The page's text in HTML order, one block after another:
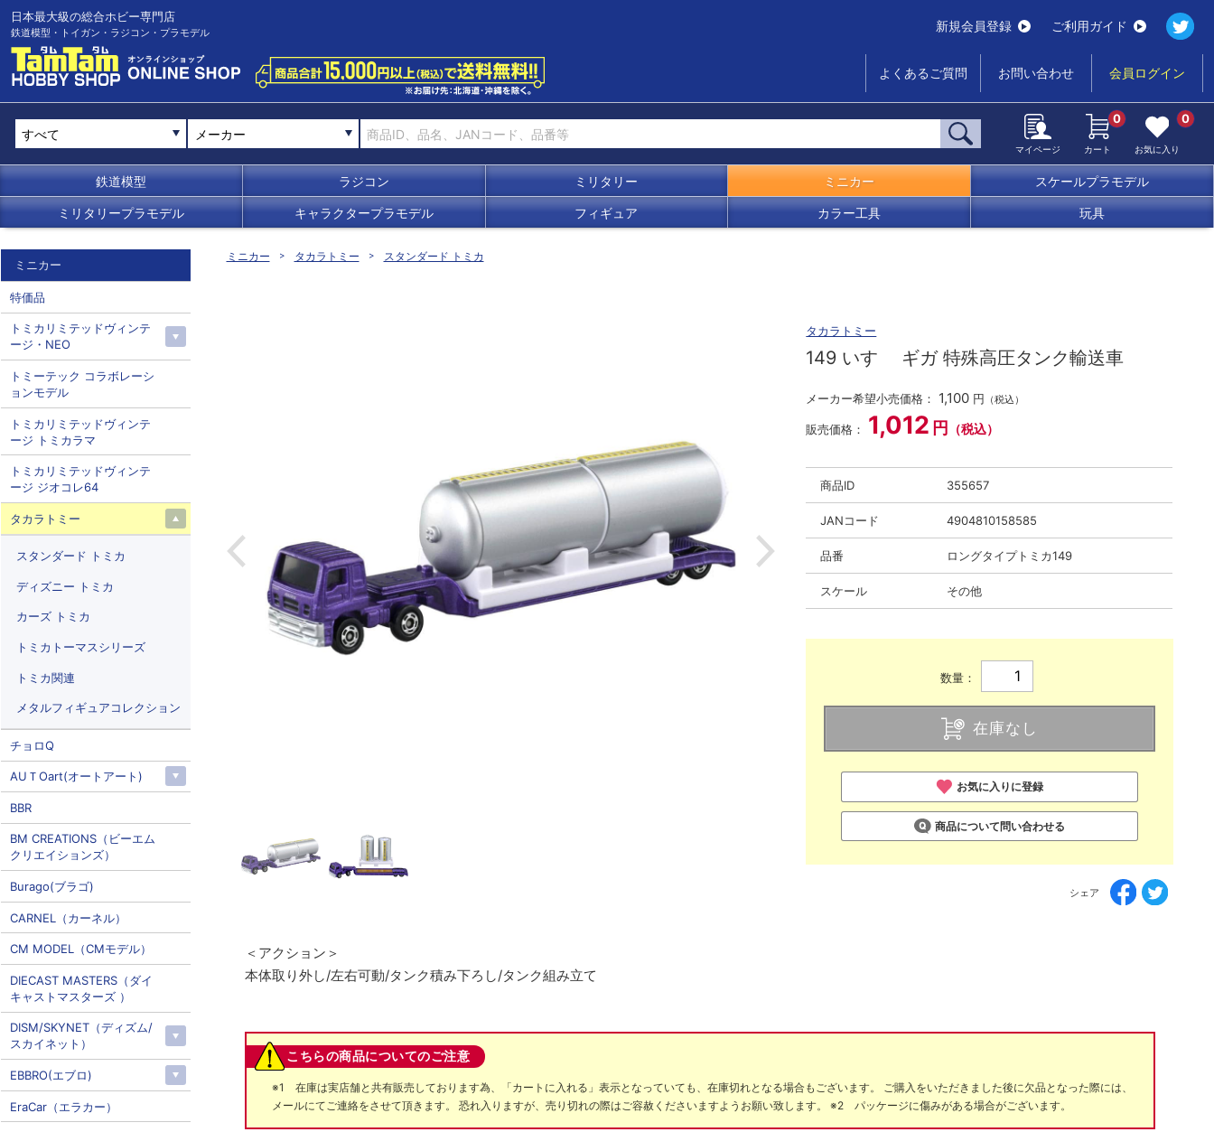
日本最大級の総合ホビー専門店
鉄道模型・トイガン・ラジコン・プラモデル 新規会員登録 ご利用ガイド
よくあるご質問 お問い合わせ 会員ログイン
メーカー
マイページ カート
0
お気に入り
0
鉄道模型 ラジコン ミリタリー ミニカー スケールプラモデル
ミリタリープラモデル キャラクタープラモデル フィギュア カラー工具 玩具
ミニカー タカラトミー スタンダード トミカ
タカラトミー
149 いすゞ ギガ 特殊高圧タンク輸送車
メーカー希望小売価格： 1,100 円 （税込）
販売価格： 1,012 円 （税込）
商品ID 355657
JANコード 4904810158585
品番 ロングタイプトミカ149
スケール その他
数量：
在庫なし
お気に入りに登録
商品について問い合わせる
シェア
＜アクション＞
本体取り外し/左右可動/タンク積み下ろし/タンク組み立て
こちらの商品についてのご注意
※1 在庫は実店舗と共有販売しております為、「カートに入れる」表示となっていても、在庫切れとなる場合もございます。 ご購入をいただきました後に欠品となった際には、
メールにてご連絡をさせて頂きます。 恐れ入りますが、売り切れの際はご容赦くださいますようお願い致します。 ※2 パッケージに傷みがある場合がございます。
ミニカー
特価品
トミカリミテッドヴィンテ
ージ・NEO
トミーテック コラボレーシ
ョンモデル
トミカリミテッドヴィンテ
ージ トミカラマ
トミカリミテッドヴィンテ
ージ ジオコレ64
タカラトミー
スタンダード トミカ
ディズニー トミカ
カーズ トミカ
トミカトーマスシリーズ
トミカ関連
メタルフィギュアコレクション
チョロQ
AUＴOart(オートアート)
BBR
BM CREATIONS（ビーエム
クリエイションズ）
Burago(ブラゴ)
CARNEL（カーネル）
CM MODEL（CMモデル）
DIECAST MASTERS（ダイ
キャストマスターズ ）
DISM/SKYNET（ディズム/
スカイネット）
EBBRO(エブロ)
EraCar（エラカー）